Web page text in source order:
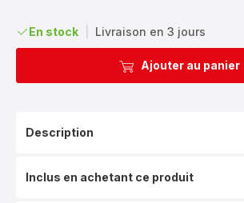
En stock Livraison en 3 jours
Ajouter au panier
Description
Inclus en achetant ce produit